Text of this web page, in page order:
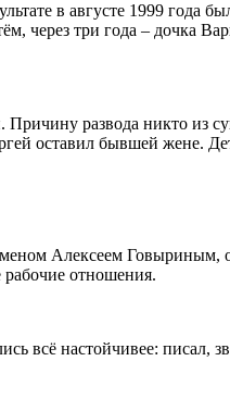
в августе 1999 года
через три года – дочка
развода никто из
оставил бывшей жене.
Алексеем Говыриным,
отношения.
настойчивее: писал,